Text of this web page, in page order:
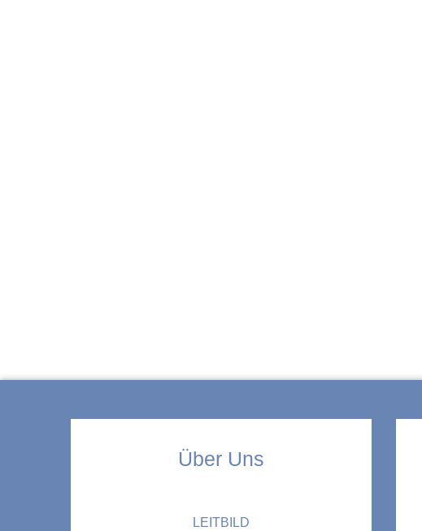
Über Uns
LEITBILD